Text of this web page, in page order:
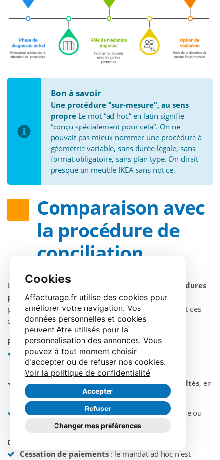
Cookies
Affacturage.fr utilise des cookies pour
améliorer votre navigation. Vos
données personnelles et cookies
peuvent être utilisés pour la
personnalisation des annonces. Vous
pouvez à tout moment choisir
d'accepter ou de refuser nos cookies.
Voir la politique de confidentialité
Accepter
Refuser
Changer mes préférences
Bon à savoir
Une procédure “sur-mesure”, au sens
propre Le mot “ad hoc” en latin signifie
“conçu spécialement pour cela”. On ne
pouvait pas mieux nommer une procédure à
géométrie variable, sans durée légale, sans
format obligatoire, sans plan type. On dirait
presque un meuble IKEA sans notice.
Comparaison avec
la procédure de
conciliation
Le mandat ad hoc et la conciliation sont
deux procédures
préventives apparentées, mais distinctes. Elles
poursuivent des objectifs proches, tout en présentant des
différences notables.
Points communs :
Ce sont des procédures confidentielles, non
judiciaires, initiées par le dirigeant.
Elles visentun traitement amiable des difficultés, en
dehors de toute cessation de paiements.
Elles mobilisent un professionnel tiers (mandataire ou
conciliateur) pourassister le chef d'entreprise .
Différences clés :
Cessation de paiements : le mandat ad hoc n'est